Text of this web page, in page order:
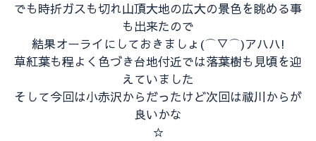
でも時折ガスも切れ山頂大地の広大の景色を眺める事
も出来たので
結果オーライにしておきましょ(⌒▽⌒)アハハ!
草紅葉も程よく色づき台地付近では落葉樹も見頃を迎
えていました
そして今回は小赤沢からだったけど次回は祓川からが
良いかな
☆